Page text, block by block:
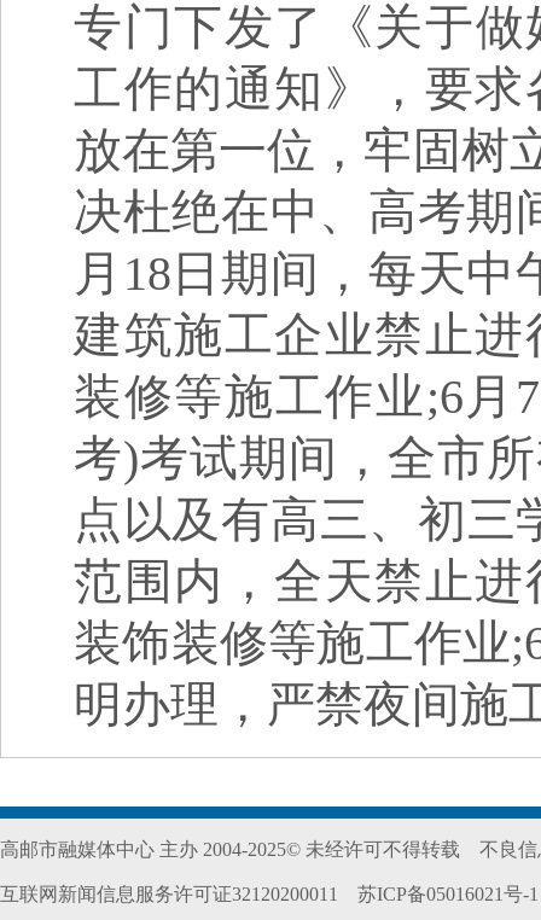
专门下发了《关于
工作的通知》，要
放在第一位，牢固树
决杜绝在中、高考期
月18日期间，每天中
建筑施工企业禁止
装修等施工作业;6月
考)考试期间，全市
点以及有高三、初三
范围内，全天禁止
装饰装修等施工作业
明办理，严禁夜间施
高邮市融媒体中心 主办 2004-2025© 未经许可不得转载 不良信
互联网新闻信息服务许可证32120200011 苏ICP备05016021号-1